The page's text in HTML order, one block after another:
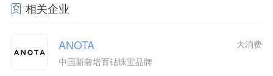
相关企业
ANOTA
中国新奢培育钻珠宝品牌
大消费